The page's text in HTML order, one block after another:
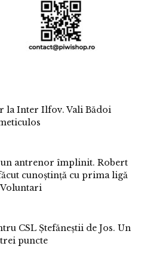
la Inter Ilfov. Vali Bădoi
un antrenor împlinit. Robert
cunoștință cu prima ligă
CSL Ștefăneștii de Jos. Un
puncte